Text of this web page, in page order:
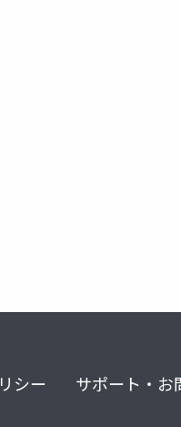
シー サポート・お